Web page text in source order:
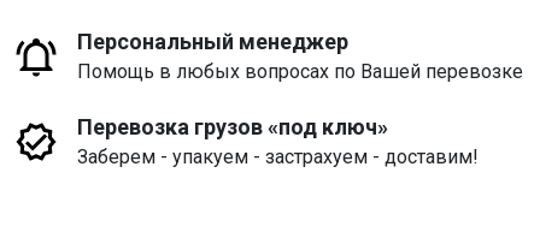
Персональный менеджер
Помощь в любых вопросах по Вашей перевозке
Перевозка грузов «под ключ»
Заберем - упакуем - застрахуем - доставим!